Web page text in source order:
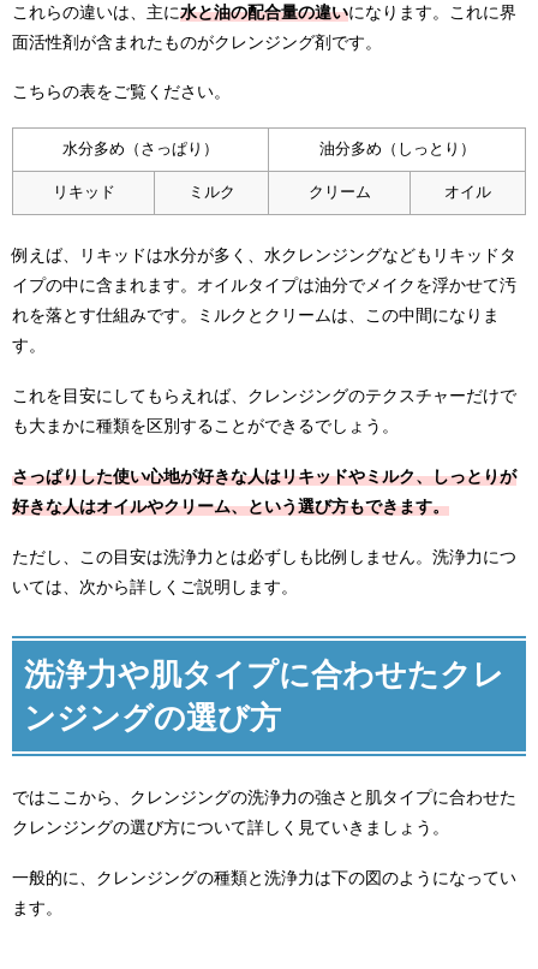
これらの違いは、主に水と油の配合量の違いになります。これに界
面活性剤が含まれたものがクレンジング剤です。
こちらの表をご覧ください。
水分多め（さっぱり） 油分多め（しっとり）
リキッド ミルク クリーム オイル
例えば、リキッドは水分が多く、水クレンジングなどもリキッドタ
イプの中に含まれます。オイルタイプは油分でメイクを浮かせて汚
れを落とす仕組みです。ミルクとクリームは、この中間になりま
す。
これを目安にしてもらえれば、クレンジングのテクスチャーだけで
も大まかに種類を区別することができるでしょう。
さっぱりした使い心地が好きな人はリキッドやミルク、しっとりが
好きな人はオイルやクリーム、という選び方もできます。
ただし、この目安は洗浄力とは必ずしも比例しません。洗浄力につ
いては、次から詳しくご説明します。
洗浄力や肌タイプに合わせたクレ
ンジングの選び方
ではここから、クレンジングの洗浄力の強さと肌タイプに合わせた
クレンジングの選び方について詳しく見ていきましょう。
一般的に、クレンジングの種類と洗浄力は下の図のようになってい
ます。